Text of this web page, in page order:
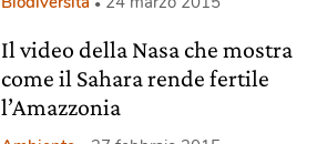
Il video della Nasa che mostra
come il Sahara rende fertile
l’Amazzonia